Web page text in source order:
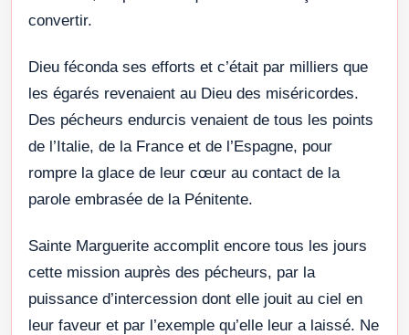
convertir.
Dieu féconda ses efforts et c’était par milliers que
les égarés revenaient au Dieu des miséricordes.
Des pécheurs endurcis venaient de tous les points
de l’Italie, de la France et de l’Espagne, pour
rompre la glace de leur cœur au contact de la
parole embrasée de la Pénitente.
Sainte Marguerite accomplit encore tous les jours
cette mission auprès des pécheurs, par la
puissance d’intercession dont elle jouit au ciel en
leur faveur et par l’exemple qu’elle leur a laissé. Ne